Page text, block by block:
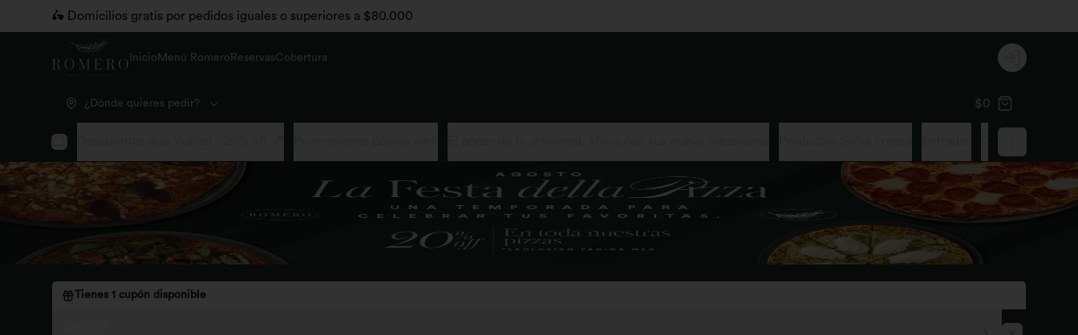
🛵 Domicilios gratis por pedidos iguales o superiores a $80.000
Inicio Menú Romero ReservasCobertura
Login
¿Dónde quieres pedir? $0
Tienes 1 cupón disponible